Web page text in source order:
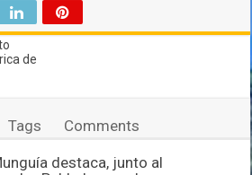
de
Tags Comments
destaca, junto al